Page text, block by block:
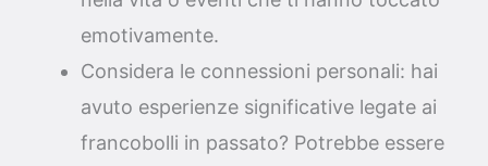
emotivamente.
Considera le connessioni personali: hai
avuto esperienze significative legate ai
francobolli in passato? Potrebbe essere